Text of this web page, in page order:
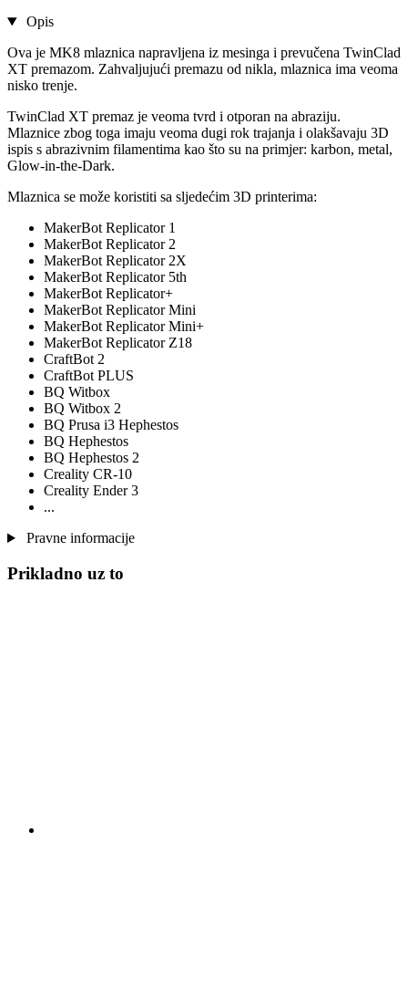
Opis
Ova je MK8 mlaznica napravljena iz mesinga i prevučena TwinClad
XT premazom. Zahvaljujući premazu od nikla, mlaznica ima veoma
nisko trenje.
TwinClad XT premaz je veoma tvrd i otporan na abraziju.
Mlaznice zbog toga imaju veoma dugi rok trajanja i olakšavaju 3D
ispis s abrazivnim filamentima kao što su na primjer: karbon, metal,
Glow-in-the-Dark.
Mlaznica se može koristiti sa sljedećim 3D printerima:
MakerBot Replicator 1
MakerBot Replicator 2
MakerBot Replicator 2X
MakerBot Replicator 5th
MakerBot Replicator+
MakerBot Replicator Mini
MakerBot Replicator Mini+
MakerBot Replicator Z18
CraftBot 2
CraftBot PLUS
BQ Witbox
BQ Witbox 2
BQ Prusa i3 Hephestos
BQ Hephestos
BQ Hephestos 2
Creality CR-10
Creality Ender 3
...
Pravne informacije
Prikladno uz to